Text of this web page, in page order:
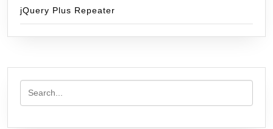
jQuery Plus Repeater